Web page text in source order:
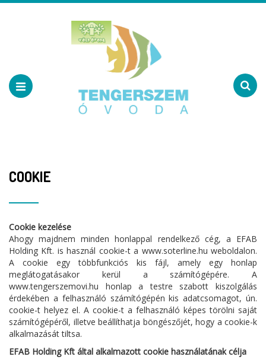
COOKIE
Cookie kezelése
Ahogy majdnem minden honlappal rendelkező cég, a EFAB
Holding Kft. is használ cookie-t a www.soterline.hu weboldalon.
A cookie egy többfunkciós kis fájl, amely egy honlap
meglátogatásakor kerül a számítógépére. A
www.tengerszemovi.hu honlap a testre szabott kiszolgálás
érdekében a felhasználó számítógépén kis adatcsomagot, ún.
cookie-t helyez el. A cookie-t a felhasználó képes törölni saját
számítógépéről, illetve beállíthatja böngészőjét, hogy a cookie-k
alkalmazását tiltsa.
EFAB Holding Kft által alkalmazott cookie használatának célja